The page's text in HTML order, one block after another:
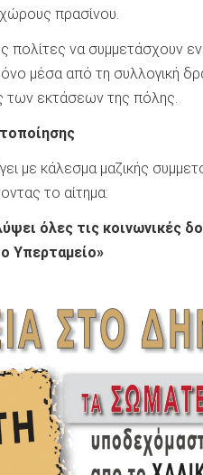
πρασίνου.
πολίτες να συμμετάσχουν
μέσα από τη συλλογική
των εκτάσεων της πόλης.
με κάλεσμα μαζικής
το αίτημα:
όλες τις κοινωνικές
Υπερταμείο»